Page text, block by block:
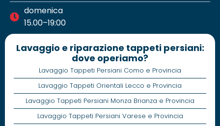
domenica
15.00–19:00
Lavaggio e riparazione tappeti persiani:
dove operiamo?
Lavaggio Tappeti Persiani Como e Provincia
Lavaggio Tappeti Orientali Lecco e Provincia
Lavaggio Tappeti Persiani Monza Brianza e Provincia
Lavaggio Tappeti Persiani Varese e Provincia